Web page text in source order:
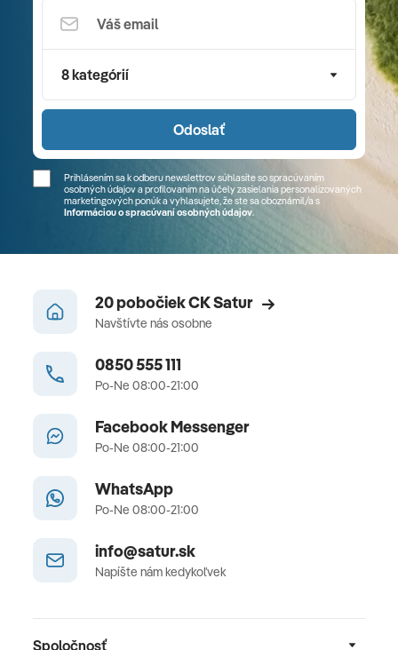
8 kategórií
Odoslať
Prihlásením sa k odberu newslettrov súhlasíte so spracúvaním
osobných údajov a profilovaním na účely zasielania personalizovaných
marketingových ponúk a vyhlasujete, že ste sa oboznámil/a s
Informáciou o spracúvaní osobných údajov.
20 pobočiek CK Satur
Navštívte nás osobne
0850 555 111
Po-Ne 08:00-21:00
Facebook Messenger
Po-Ne 08:00-21:00
WhatsApp
Po-Ne 08:00-21:00
info@satur.sk
Napíšte nám kedykoľvek
Spoločnosť